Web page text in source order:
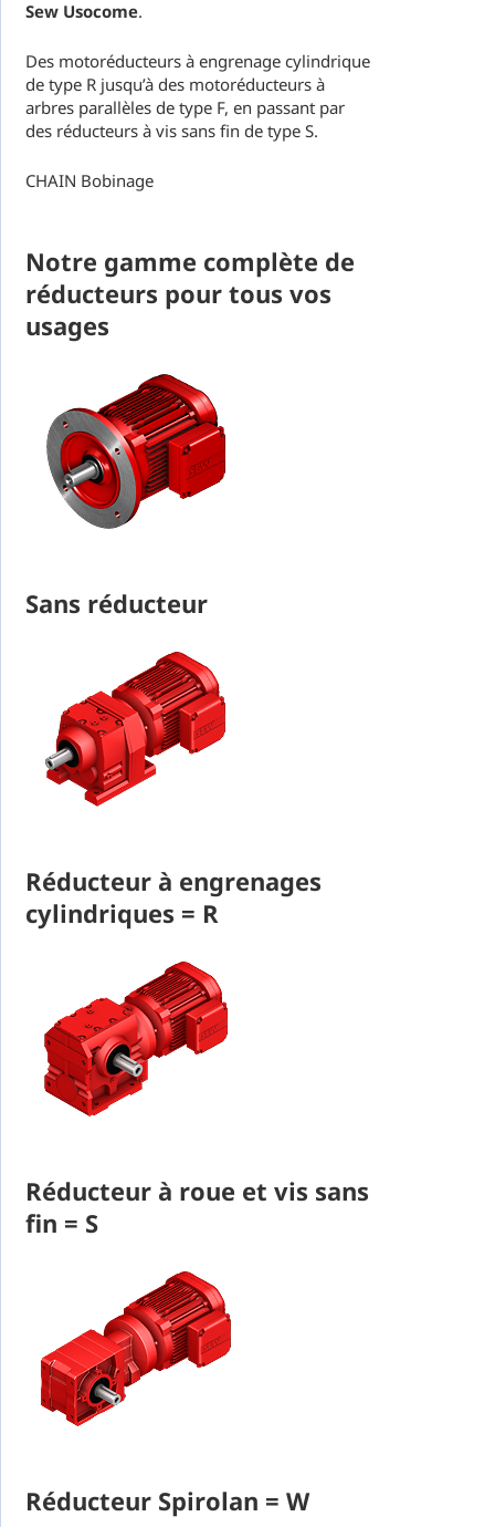
Sew Usocome.
Des motoréducteurs à engrenage cylindrique
de type R jusqu’à des motoréducteurs à
arbres parallèles de type F, en passant par
des réducteurs à vis sans fin de type S.
CHAIN Bobinage
Notre gamme complète de
réducteurs pour tous vos
usages
Sans réducteur
Réducteur à engrenages
cylindriques = R
Réducteur à roue et vis sans
fin = S
Réducteur Spirolan = W